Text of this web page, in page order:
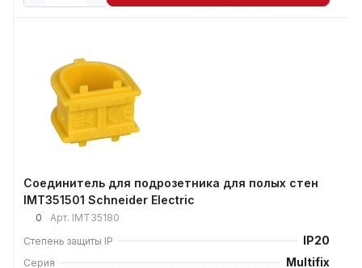
Соединитель для подрозетника для полых стен
IMT351501 Schneider Electric
0 Арт. IMT35180
Степень защиты IP
IP20
Серия Multifix